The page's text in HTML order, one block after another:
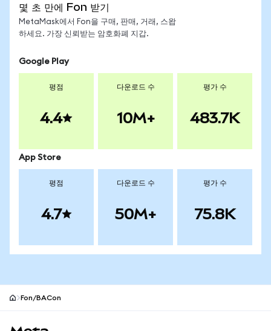
몇 초 만에 Fon 받기
MetaMask에서 Fon을 구매, 판매, 거래, 스왑
하세요. 가장 신뢰받는 암호화폐 지갑.
Google Play
평점
4.4
다운로드 수
10M+
평가 수
483.7K
App Store
평점
4.7
다운로드 수
50M+
평가 수
75.8K
Fon/BACon